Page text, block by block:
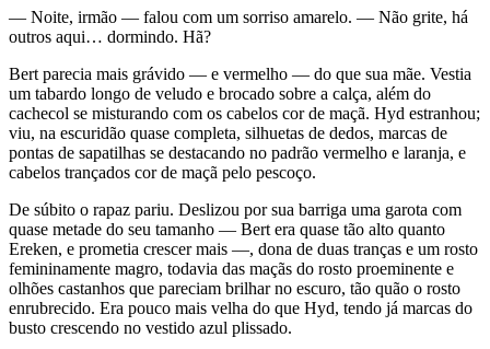
— Noite, irmão — falou com um sorriso amarelo. — Não grite, há
outros aqui… dormindo. Hã?
Bert parecia mais grávido — e vermelho — do que sua mãe. Vestia
um tabardo longo de veludo e brocado sobre a calça, além do
cachecol se misturando com os cabelos cor de maçã. Hyd estranhou;
viu, na escuridão quase completa, silhuetas de dedos, marcas de
pontas de sapatilhas se destacando no padrão vermelho e laranja, e
cabelos trançados cor de maçã pelo pescoço.
De súbito o rapaz pariu. Deslizou por sua barriga uma garota com
quase metade do seu tamanho — Bert era quase tão alto quanto
Ereken, e prometia crescer mais —, dona de duas tranças e um rosto
femininamente magro, todavia das maçãs do rosto proeminente e
olhões castanhos que pareciam brilhar no escuro, tão quão o rosto
enrubrecido. Era pouco mais velha do que Hyd, tendo já marcas do
busto crescendo no vestido azul plissado.